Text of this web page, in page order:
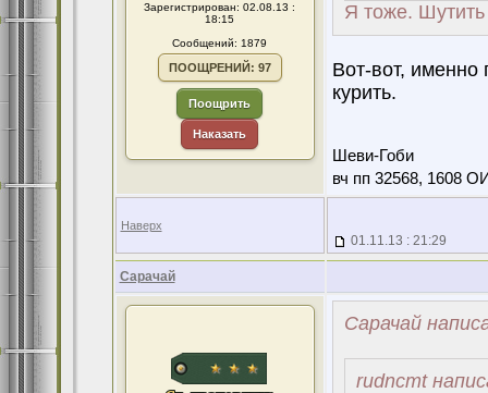
Зарегистрирован: 02.08.13 :
18:15
Сообщений: 1879
ПООЩРЕНИЙ: 97
Поощрить
Наказать
Я тоже. Шутить
Вот-вот, именно
курить.
Шеви-Гоби
вч пп 32568, 1608
Наверх
01.11.13 : 21:29
Сарачай
Сарачай
rudncmt